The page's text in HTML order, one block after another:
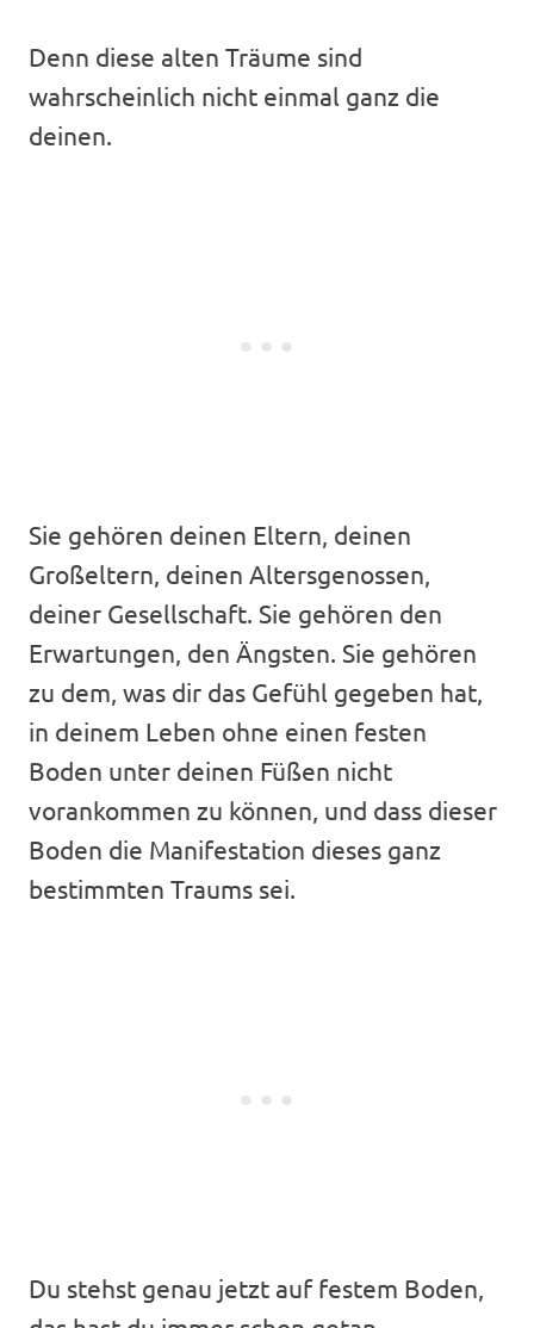
Denn diese alten Träume sind
wahrscheinlich nicht einmal ganz die
deinen.
Sie gehören deinen Eltern, deinen
Großeltern, deinen Altersgenossen,
deiner Gesellschaft. Sie gehören den
Erwartungen, den Ängsten. Sie gehören
zu dem, was dir das Gefühl gegeben hat,
in deinem Leben ohne einen festen
Boden unter deinen Füßen nicht
vorankommen zu können, und dass dieser
Boden die Manifestation dieses ganz
bestimmten Traums sei.
Du stehst genau jetzt auf festem Boden,